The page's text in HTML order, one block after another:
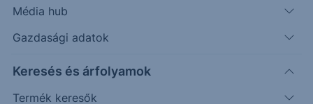
Média hub
Gazdasági adatok
Keresés és árfolyamok
Termék keresők
órával az előtt, hogy az Axios közzétette
jelentését, miszerint bennfentes hírei vannak